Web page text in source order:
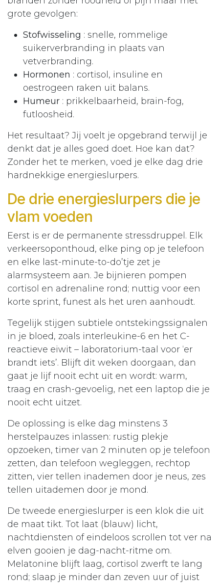
grote gevolgen:
Stofwisseling : snelle, rommelige
suikerverbranding in plaats van
vetverbranding.
Hormonen : cortisol, insuline en
oestrogeen raken uit balans.
Humeur : prikkelbaarheid, brain-fog,
futloosheid.
Het resultaat? Jij voelt je opgebrand terwijl je
denkt dat je alles goed doet. Hoe kan dat?
Zonder het te merken, voed je elke dag drie
hardnekkige energieslurpers.
De drie energieslurpers die je
vlam voeden
Eerst is er de permanente stressdruppel. Elk
verkeersoponthoud, elke ping op je telefoon
en elke last-minute-to-do’tje zet je
alarmsysteem aan. Je bijnieren pompen
cortisol en adrenaline rond; nuttig voor een
korte sprint, funest als het uren aanhoudt.
Tegelijk stijgen subtiele ontstekingssignalen
in je bloed, zoals interleukine-6 en het C-
reactieve eiwit – laboratorium-taal voor ‘er
brandt iets’. Blijft dit weken doorgaan, dan
gaat je lijf nooit echt uit en wordt: warm,
traag en crash-gevoelig, net een laptop die je
nooit echt uitzet.
De oplossing is elke dag minstens 3
herstelpauzes inlassen: rustig plekje
opzoeken, timer van 2 minuten op je telefoon
zetten, dan telefoon wegleggen, rechtop
zitten, vier tellen inademen door je neus, zes
tellen uitademen door je mond.
De tweede energieslurper is een klok die uit
de maat tikt. Tot laat (blauw) licht,
nachtdiensten of eindeloos scrollen tot ver na
elven gooien je dag-nacht-ritme om.
Melatonine blijft laag, cortisol zwerft te lang
rond; slaap je minder dan zeven uur of juist